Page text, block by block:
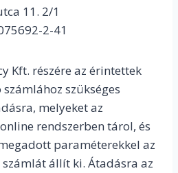
11. 2/1
2-41
Kft. részére az érintettek
szükséges
melyeket az
rendszerben tárol, és
paraméterekkel az
állít ki. Átadásra az